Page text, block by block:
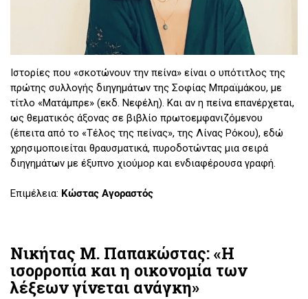
Ιστορίες που «σκοτώνουν την πείνα» είναι ο υπότιτλος της
πρώτης συλλογής διηγημάτων της Σοφίας Μπραϊμάκου, με
τίτλο «Ματάμπρε» (εκδ. Νεφέλη). Και αν η πείνα επανέρχεται,
ως θεματικός άξονας σε βιβλίο πρωτοεμφανιζόμενου
(έπειτα από το «Τέλος της πείνας», της Λίνας Ρόκου), εδώ
χρησιμοποιείται θραυσματικά, πυροδοτώντας μια σειρά
διηγημάτων με έξυπνο χιούμορ και ενδιαφέρουσα γραφή.
Επιμέλεια: Κώστας Αγοραστός
Νικήτας Μ. Παπακώστας: «Η
ισορροπία και η οικονομία των
λέξεων γίνεται ανάγκη»